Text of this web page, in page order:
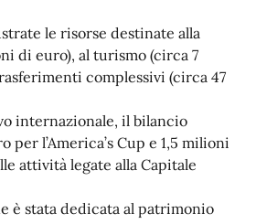
le risorse destinate alla
di euro), al turismo (circa 7
complessivi (circa 47
internazionale, il bilancio
per l’America’s Cup e 1,5 milioni
attività legate alla Capitale
è stata dedicata al patrimonio